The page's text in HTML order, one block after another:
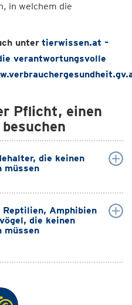
in welchem die
unter tierwissen.at –
verantwortungs­volle
Pflicht, einen
die keinen
müssen
Amphibien
die keinen
müssen